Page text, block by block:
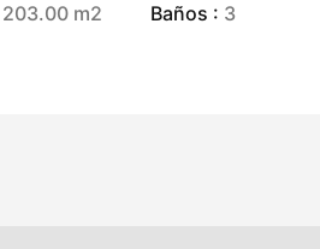
203.00 m2 Baños : 3